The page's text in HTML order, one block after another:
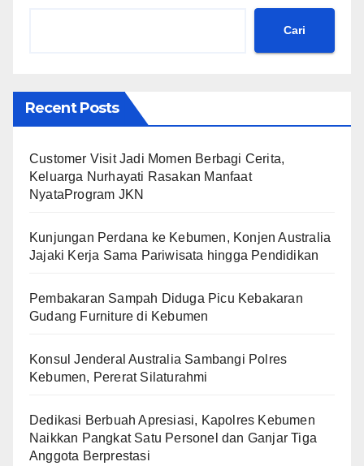
Cari
Recent Posts
Customer Visit Jadi Momen Berbagi Cerita,
Keluarga Nurhayati Rasakan Manfaat
NyataProgram JKN
Kunjungan Perdana ke Kebumen, Konjen Australia
Jajaki Kerja Sama Pariwisata hingga Pendidikan
Pembakaran Sampah Diduga Picu Kebakaran
Gudang Furniture di Kebumen
Konsul Jenderal Australia Sambangi Polres
Kebumen, Pererat Silaturahmi
Dedikasi Berbuah Apresiasi, Kapolres Kebumen
Naikkan Pangkat Satu Personel dan Ganjar Tiga
Anggota Berprestasi